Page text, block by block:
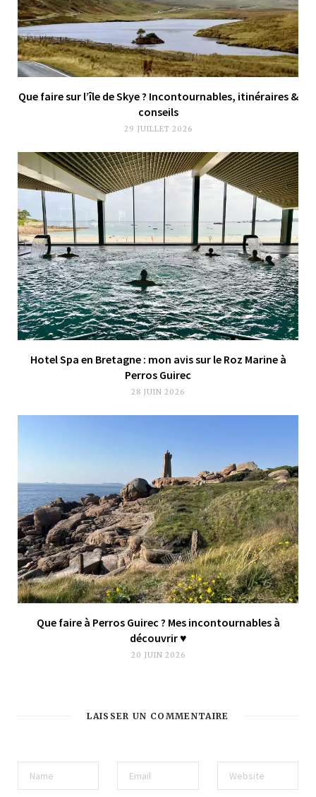
Que faire sur l’île de Skye ? Incontournables, itinéraires &
conseils
29 JUILLET 2026
Hotel Spa en Bretagne : mon avis sur le Roz Marine à
Perros Guirec
28 JUIN 2026
Que faire à Perros Guirec ? Mes incontournables à
découvrir ♥︎
20 JUIN 2026
LAISSER UN COMMENTAIRE